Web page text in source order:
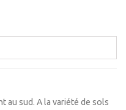
au sud. A la variété de sols